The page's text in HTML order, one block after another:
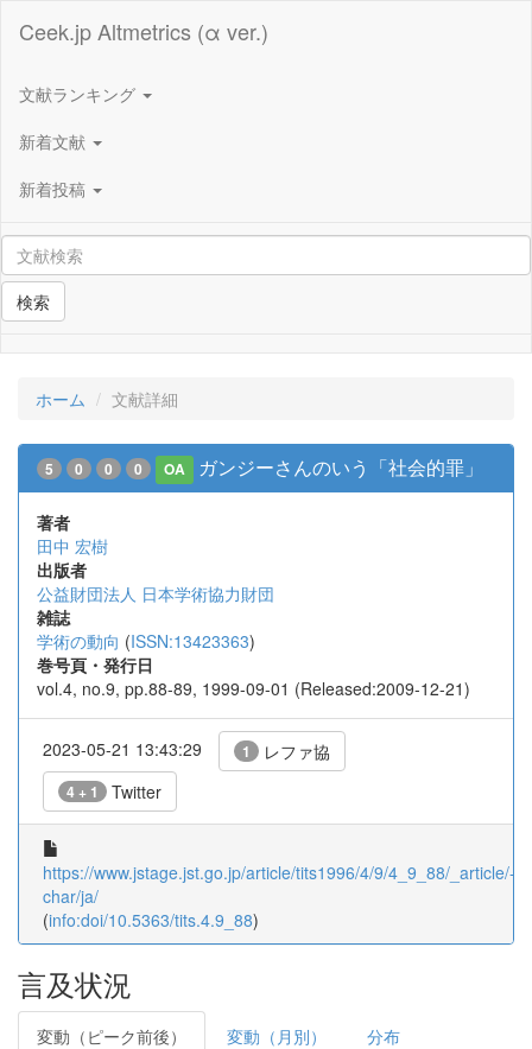
Ceek.jp Altmetrics (α ver.)
文献ランキング
新着文献
新着投稿
検索
ホーム 文献詳細
5 0 0 0 OA ガンジーさんのいう「社会的罪」
著者
田中 宏樹
出版者
公益財団法人 日本学術協力財団
雑誌
学術の動向 (ISSN:13423363)
巻号頁・発行日
vol.4, no.9, pp.88-89, 1999-09-01 (Released:2009-12-21)
2023-05-21 13:43:29 1 レファ協
4 + 1 Twitter
https://www.jstage.jst.go.jp/article/tits1996/4/9/4_9_88/_article/-
char/ja/
(info:doi/10.5363/tits.4.9_88)
言及状況
変動（ピーク前後） 変動（月別） 分布